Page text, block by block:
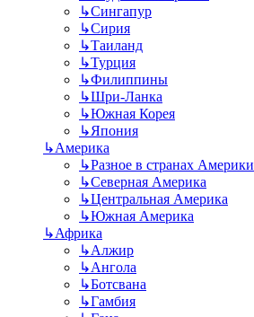
↳Сингапур
↳Сирия
↳Таиланд
↳Турция
↳Филиппины
↳Шри-Ланка
↳Южная Корея
↳Япония
↳Америка
↳Разное в странах Америки
↳Северная Америка
↳Центральная Америка
↳Южная Америка
↳Африка
↳Алжир
↳Ангола
↳Ботсвана
↳Гамбия